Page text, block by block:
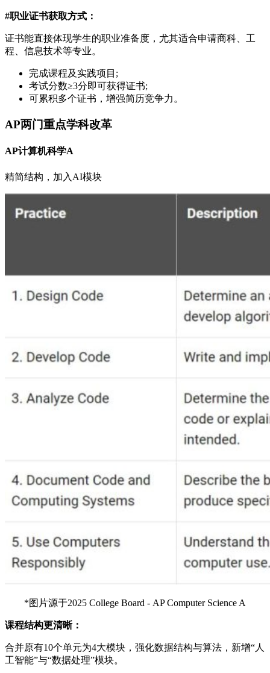
#职业证书获取方式：
证书能直接体现学生的职业准备度，尤其适合申请商科、工
程、信息技术等专业。
完成课程及实践项目;
考试分数≥3分即可获得证书;
可累积多个证书，增强简历竞争力。
AP两门重点学科改革
AP计算机科学A
精简结构，加入AI模块
*图片源于2025 College Board - AP Computer Science A
课程结构更清晰：
合并原有10个单元为4大模块，强化数据结构与算法，新增“人
工智能”与“数据处理”模块。